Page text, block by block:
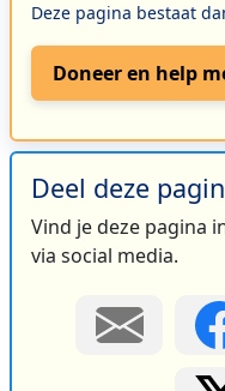
Deze pagina bestaat
Doneer en help
Deel deze
Vind je deze pagina
via social media.